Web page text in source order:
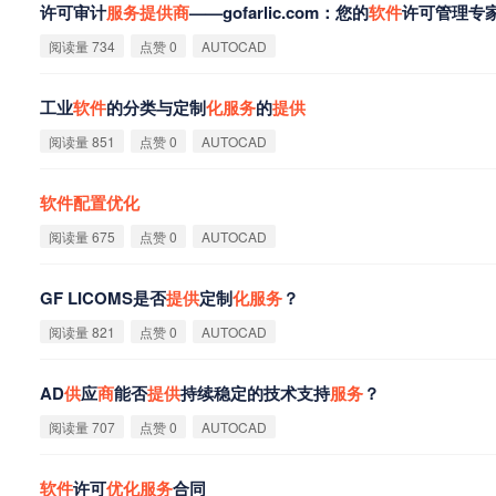
许可审计服务提供商——gofarlic.com：您的软件许可管理专
阅读量 734 点赞 0 AUTOCAD
工业软件的分类与定制化服务的提供
阅读量 851 点赞 0 AUTOCAD
软件配置优化
阅读量 675 点赞 0 AUTOCAD
GF LICOMS是否提供定制化服务？
阅读量 821 点赞 0 AUTOCAD
AD供应商能否提供持续稳定的技术支持服务？
阅读量 707 点赞 0 AUTOCAD
软件许可优化服务合同